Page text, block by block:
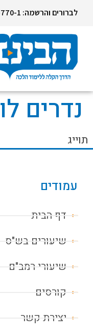
לברורים והרשמה: 1-700-55-770-1
נדרים לו
תוייג
עמודים
דף הבית
שיעורים בש"ס
שיעורי רמב"ם
קורסים
יצירת קשר